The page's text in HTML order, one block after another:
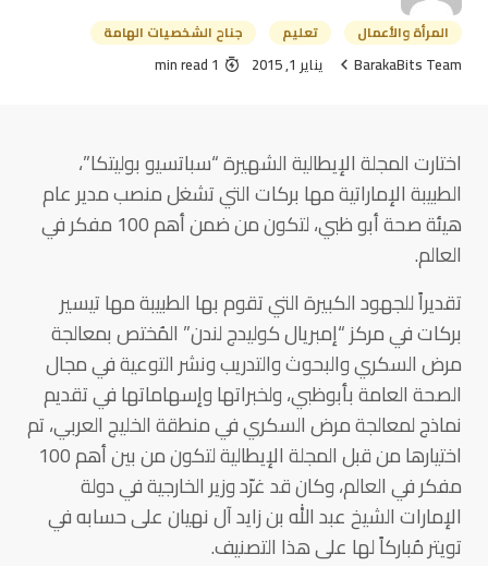
المرأة والأعمال تعليم جناح الشخصيات الهامة
BarakaBits Team يناير 1, 2015 1 min read
اختارت المجلة الإيطالية الشهيرة “سباتسيو بوليتكا”،
الطبيبة الإماراتية مها بركات التي تشغل منصب مدير عام
هيئة صحة أبو ظبي، لتكون من ضمن أهم 100 مفكر في
العالم.
تقديراً للجهود الكبيرة التي تقوم بها الطبيبة مها تيسير
بركات في مركز “إمبريال كوليدج لندن” المُختص بمعالجة
مرض السكري والبحوث والتدريب ونشر التوعية في مجال
الصحة العامة بأبوظبي، ولخبراتها وإسهاماتها في تقديم
نماذج لمعالجة مرض السكري في منطقة الخليج العربي، تم
اختيارها من قبل المجلة الإيطالية لتكون من بين أهم 100
مفكر في العالم، وكان قد غرّد وزير الخارجية في دولة
الإمارات الشيخ عبد الله بن زايد آل نهيان على حسابه في
تويتر مُباركاً لها على هذا التصنيف.